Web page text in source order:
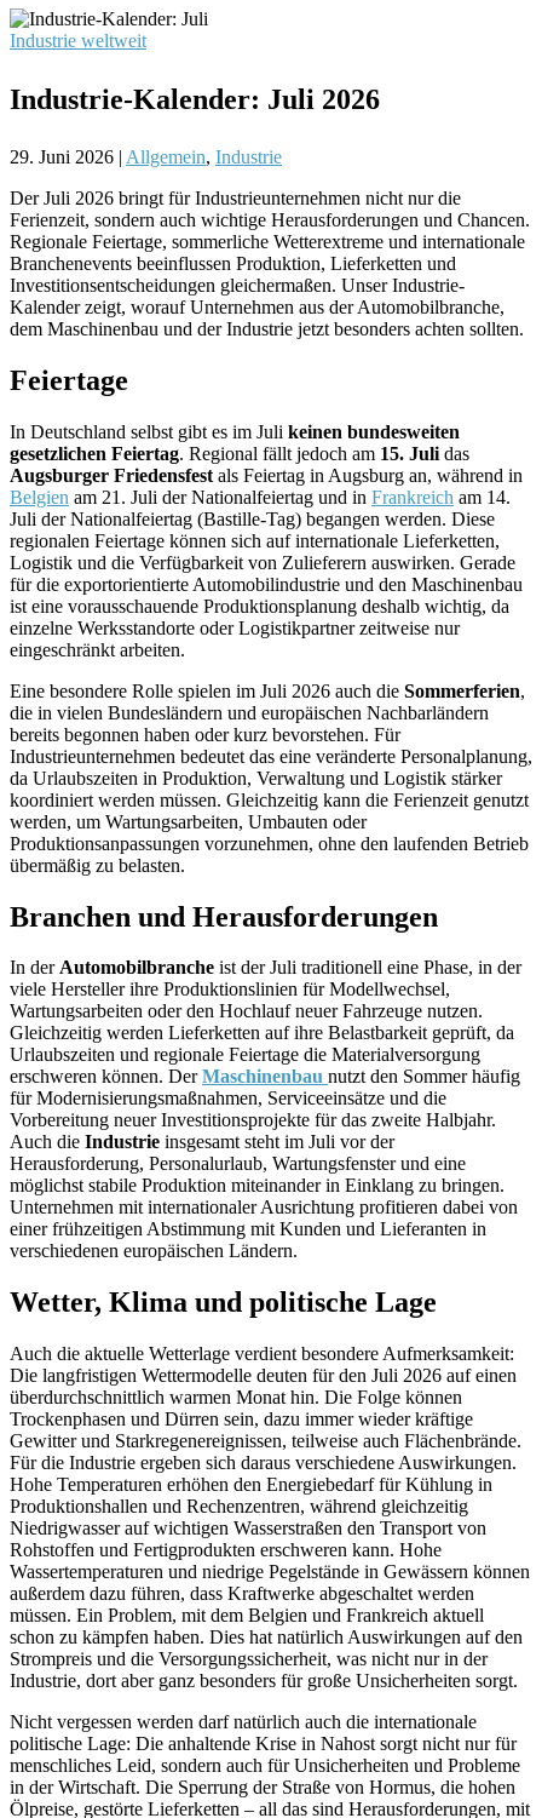
Industrie weltweit
Industrie-Kalender: Juli 2026
29. Juni 2026 | Allgemein, Industrie
Der Juli 2026 bringt für Industrieunternehmen nicht nur die
Ferienzeit, sondern auch wichtige Herausforderungen und Chancen.
Regionale Feiertage, sommerliche Wetterextreme und internationale
Branchenevents beeinflussen Produktion, Lieferketten und
Investitionsentscheidungen gleichermaßen. Unser Industrie-
Kalender zeigt, worauf Unternehmen aus der Automobilbranche,
dem Maschinenbau und der Industrie jetzt besonders achten sollten.
Feiertage
In Deutschland selbst gibt es im Juli keinen bundesweiten
gesetzlichen Feiertag. Regional fällt jedoch am 15. Juli das
Augsburger Friedensfest als Feiertag in Augsburg an, während in
Belgien am 21. Juli der Nationalfeiertag und in Frankreich am 14.
Juli der Nationalfeiertag (Bastille-Tag) begangen werden. Diese
regionalen Feiertage können sich auf internationale Lieferketten,
Logistik und die Verfügbarkeit von Zulieferern auswirken. Gerade
für die exportorientierte Automobilindustrie und den Maschinenbau
ist eine vorausschauende Produktionsplanung deshalb wichtig, da
einzelne Werksstandorte oder Logistikpartner zeitweise nur
eingeschränkt arbeiten.
Eine besondere Rolle spielen im Juli 2026 auch die Sommerferien,
die in vielen Bundesländern und europäischen Nachbarländern
bereits begonnen haben oder kurz bevorstehen. Für
Industrieunternehmen bedeutet das eine veränderte Personalplanung,
da Urlaubszeiten in Produktion, Verwaltung und Logistik stärker
koordiniert werden müssen. Gleichzeitig kann die Ferienzeit genutzt
werden, um Wartungsarbeiten, Umbauten oder
Produktionsanpassungen vorzunehmen, ohne den laufenden Betrieb
übermäßig zu belasten.
Branchen und Herausforderungen
In derAutomobilbranche ist der Juli traditionell eine Phase, in der
viele Hersteller ihre Produktionslinien für Modellwechsel,
Wartungsarbeiten oder den Hochlauf neuer Fahrzeuge nutzen.
Gleichzeitig werden Lieferketten auf ihre Belastbarkeit geprüft, da
Urlaubszeiten und regionale Feiertage die Materialversorgung
erschweren können. DerMaschinenbau nutzt den Sommer häufig
für Modernisierungsmaßnahmen, Serviceeinsätze und die
Vorbereitung neuer Investitionsprojekte für das zweite Halbjahr.
Auch die Industrie insgesamt steht im Juli vor der
Herausforderung, Personalurlaub, Wartungsfenster und eine
möglichst stabile Produktion miteinander in Einklang zu bringen.
Unternehmen mit internationaler Ausrichtung profitieren dabei von
einer frühzeitigen Abstimmung mit Kunden und Lieferanten in
verschiedenen europäischen Ländern.
Wetter, Klima und politische Lage
Auch die aktuelle Wetterlage verdient besondere Aufmerksamkeit:
Die langfristigen Wettermodelle deuten für den Juli 2026 auf einen
überdurchschnittlich warmen Monat hin. Die Folge können
Trockenphasen und Dürren sein, dazu immer wieder kräftige
Gewitter und Starkregenereignissen, teilweise auch Flächenbrände.
Für die Industrie ergeben sich daraus verschiedene Auswirkungen.
Hohe Temperaturen erhöhen den Energiebedarf für Kühlung in
Produktionshallen und Rechenzentren, während gleichzeitig
Niedrigwasser auf wichtigen Wasserstraßen den Transport von
Rohstoffen und Fertigprodukten erschweren kann. Hohe
Wassertemperaturen und niedrige Pegelstände in Gewässern können
außerdem dazu führen, dass Kraftwerke abgeschaltet werden
müssen. Ein Problem, mit dem Belgien und Frankreich aktuell
schon zu kämpfen haben. Dies hat natürlich Auswirkungen auf den
Strompreis und die Versorgungssicherheit, was nicht nur in der
Industrie, dort aber ganz besonders für große Unsicherheiten sorgt.
Nicht vergessen werden darf natürlich auch die internationale
politische Lage: Die anhaltende Krise in Nahost sorgt nicht nur für
menschliches Leid, sondern auch für Unsicherheiten und Probleme
in der Wirtschaft. Die Sperrung der Straße von Hormus, die hohen
Ölpreise, gestörte Lieferketten – all das sind Herausforderungen, mit